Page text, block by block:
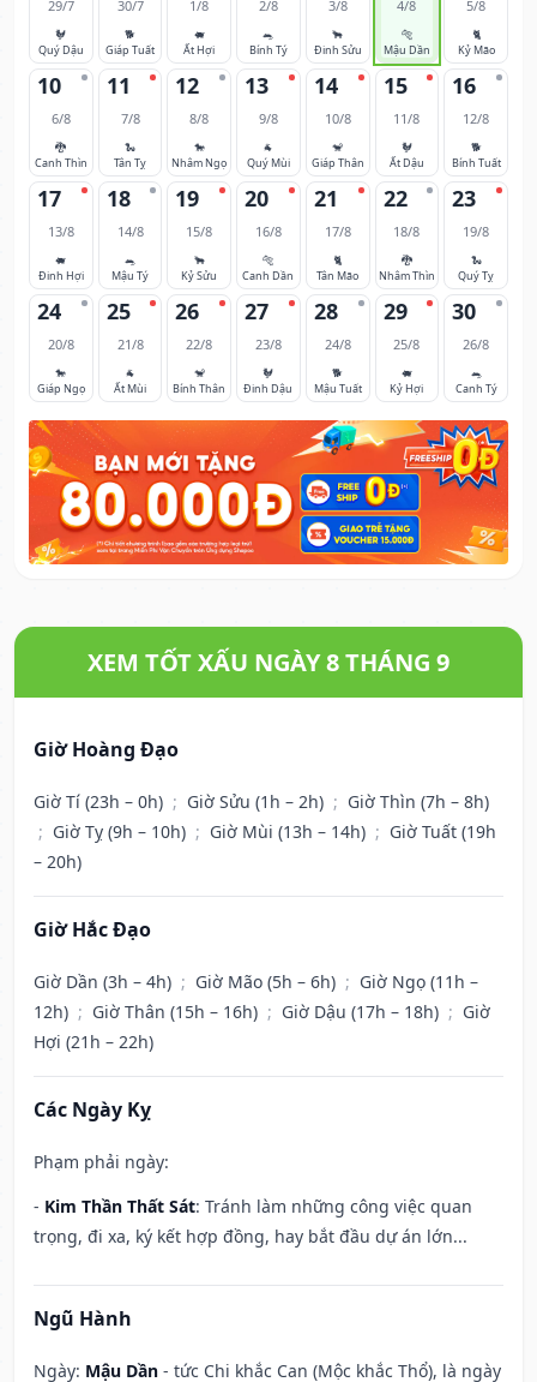
29/7
🐓
Quý Dậu
30/7
🐕
Giáp Tuất
1/8
🐖
Ất Hợi
2/8
🐀
Bính Tý
3/8
🐂
Đinh Sửu
4/8
🐅
Mậu Dần
5/8
🐈
Kỷ Mão
10
6/8
🐉
Canh Thìn
11
7/8
🐍
Tân Tỵ
12
8/8
🐎
Nhâm Ngọ
13
9/8
🐐
Quý Mùi
14
10/8
🐒
Giáp Thân
15
11/8
🐓
Ất Dậu
16
12/8
🐕
Bính Tuất
17
13/8
🐖
Đinh Hợi
18
14/8
🐀
Mậu Tý
19
15/8
🐂
Kỷ Sửu
20
16/8
🐅
Canh Dần
21
17/8
🐈
Tân Mão
22
18/8
🐉
Nhâm Thìn
23
19/8
🐍
Quý Tỵ
24
20/8
🐎
Giáp Ngọ
25
21/8
🐐
Ất Mùi
26
22/8
🐒
Bính Thân
27
23/8
🐓
Đinh Dậu
28
24/8
🐕
Mậu Tuất
29
25/8
🐖
Kỷ Hợi
30
26/8
🐀
Canh Tý
XEM TỐT XẤU NGÀY 8 THÁNG 9
Giờ Hoàng Đạo
Giờ Tí (23h – 0h) ; Giờ Sửu (1h – 2h) ; Giờ Thìn (7h – 8h)
; Giờ Tỵ (9h – 10h) ; Giờ Mùi (13h – 14h) ; Giờ Tuất (19h
– 20h)
Giờ Hắc Đạo
Giờ Dần (3h – 4h) ; Giờ Mão (5h – 6h) ; Giờ Ngọ (11h –
12h) ; Giờ Thân (15h – 16h) ; Giờ Dậu (17h – 18h) ; Giờ
Hợi (21h – 22h)
Các Ngày Kỵ
Phạm phải ngày:
- Kim Thần Thất Sát: Tránh làm những công việc quan
trọng, đi xa, ký kết hợp đồng, hay bắt đầu dự án lớn...
Ngũ Hành
Ngày: Mậu Dần - tức Chi khắc Can (Mộc khắc Thổ), là ngày